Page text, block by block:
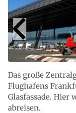
Das große
Flughafens
Glasfassade. Hier
abreisen.